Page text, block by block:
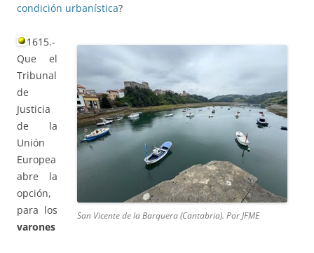
condición urbanística?
San Vicente de la Barquera (Cantabria). Por JFME
1615.-
Que el
Tribunal
de
Justicia
de la
Unión
Europea
abre la
opción,
para los
varones